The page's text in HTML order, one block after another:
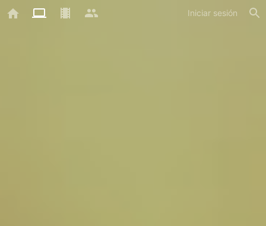
Iniciar sesión